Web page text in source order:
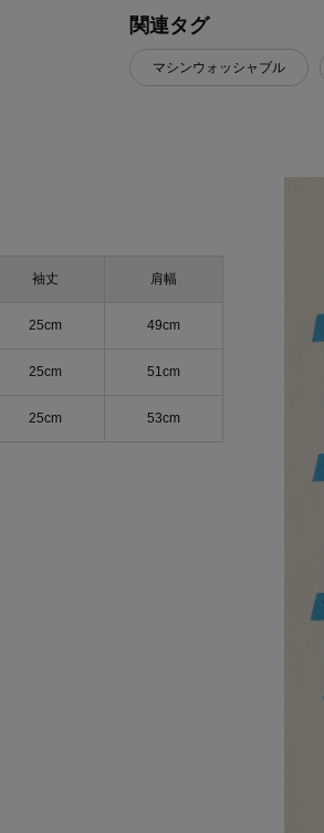
関連タグ
マシンウォッシャブル
袖丈 肩幅
25cm 49cm
25cm 51cm
25cm 53cm